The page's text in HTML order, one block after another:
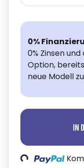
0%
0% Zinsen
Option,
neue Modell
In